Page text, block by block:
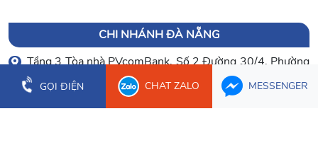
CHI NHÁNH ĐÀ NẴNG
Tầng 3 Tòa nhà PVcomBank, Số 2 Đường 30/4, Phường
Hòa Cường
0903 003 779
GỌI ĐIỆN CHAT ZALO MESSENGER